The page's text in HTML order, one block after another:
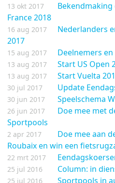
13 okt 2017
France 2018
16 aug 2017
Nederlanders
2017
15 aug 2017 Deelnemers
13 aug 2017 Start US Open
13 aug 2017 Start Vuelta
30 jul 2017 Update
30 jun 2017 Speelschema
26 jun 2017
Doe mee met
Sportpools
2 apr 2017
Doe mee aan
Roubaix en win een
22 mrt 2017
25 jul 2016 Column: in
25 jul 2016 Sportpools in